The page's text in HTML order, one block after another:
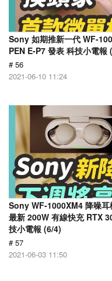
Sony 如期推新一代 WF-
PEN E-P7 發表 科技小電報
# 56
2021-06-10 11:24
Sony WF-1000XM4 降噪
最新 200W 有線快充 RTX
技小電報 (6/4)
# 57
2021-06-03 11:50